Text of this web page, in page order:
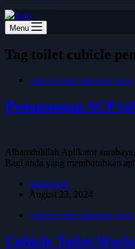
Menu
Tag toilet cubicle
cubicle toilet phenolic resin
Pemasangan ACP
Alhamdulillah Aplikator
Bagi anda yang membutuhkan
batubeling
August 23, 2024
cubicle toilet phenolic resin
Cubicle Toilet-